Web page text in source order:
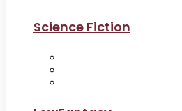
Science Fiction